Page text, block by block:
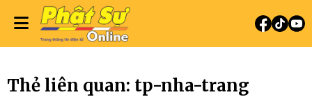
Thẻ liên quan: tp-nha-trang